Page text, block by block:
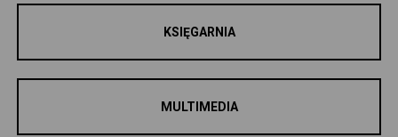
KSIĘGARNIA
MULTIMEDIA